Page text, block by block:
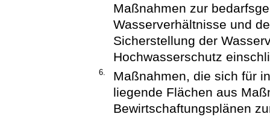
Maßnahmen zur
Wasserverhältnisse und
Sicherstellung der
Hochwasserschutz
6.
Maßnahmen, die sich für
liegende Flächen aus
Bewirtschaftungsplänen